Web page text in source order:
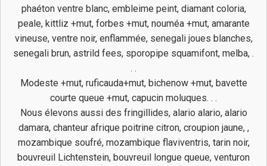
phaéton ventre blanc, embleime peint, diamant coloria,
peale, kittliz +mut, forbes +mut, nouméa +mut, amarante
vineuse, ventre noir, enflammée, senegali joues blanches,
senegali brun, astrild fees, sporopipe squamifont, melba, .
. .
Modeste +mut, ruficauda+mut, bichenow +mut, bavette
courte queue +mut, capucin moluques. . .
Nous élevons aussi des fringillides, alario alario, alario
damara, chanteur afrique poitrine citron, croupion jaune, ,
mozambique soufré, mozambique flaviventris, tarin noir,
bouvreuil Lichtenstein, bouvreuil longue queue, venturon